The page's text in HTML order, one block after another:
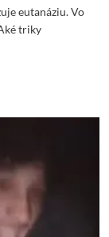
eutanáziu. Vo
triky